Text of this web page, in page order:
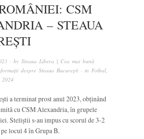
CSM
– STEAUA
· by Steaua Libera | Cea mai bună
despre Steaua București · in Fotbal,
2024
a terminat prost anul 2023, obținând
cu CSM Alexandria, în grupele
Steliștii s-au impus cu scorul de 3-2
locul 4 în Grupa B.